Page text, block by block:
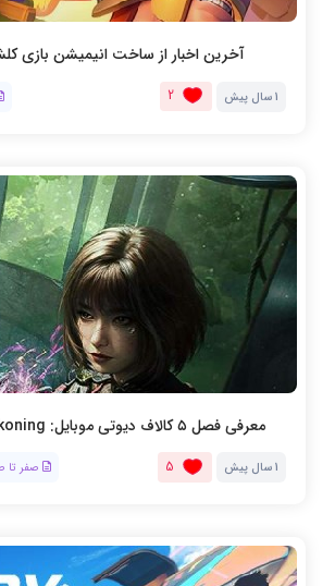
آخرین اخبار از ساخت انیمیشن بازی
1 سال پیش 2
معرفی فصل ۵ کالاف دیوتی موبایل: Primal Reckoning
1 سال پیش 5 صفر تا